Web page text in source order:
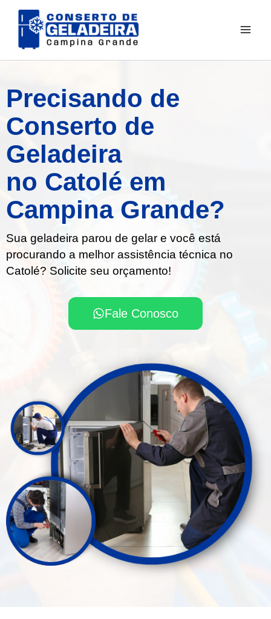
para
Precisando de
Conserto de
Geladeira
no Catolé em
Campina Grande?
Sua geladeira parou de gelar e você está
procurando a melhor assistência técnica no
Catolé? Solicite seu orçamento!
Fale Conosco